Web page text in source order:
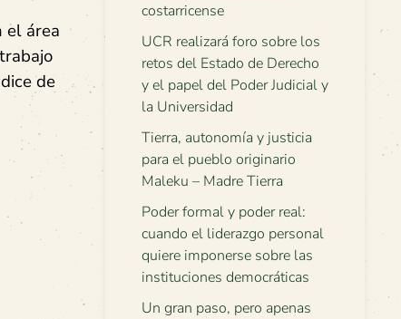
el área
de
costarricense
UCR realizará foro sobre los
retos del Estado de Derecho
y el papel del Poder Judicial y
la Universidad
Tierra, autonomía y justicia
para el pueblo originario
Maleku – Madre Tierra
Poder formal y poder real:
cuando el liderazgo personal
quiere imponerse sobre las
instituciones democráticas
Un gran paso, pero apenas